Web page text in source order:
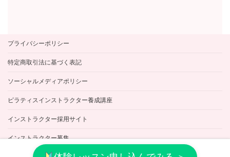
プライバシーポリシー
特定商取引法に基づく表記
ソーシャルメディアポリシー
ピラティスインストラクター養成講座
インストラクター採用サイト
インストラクター募集